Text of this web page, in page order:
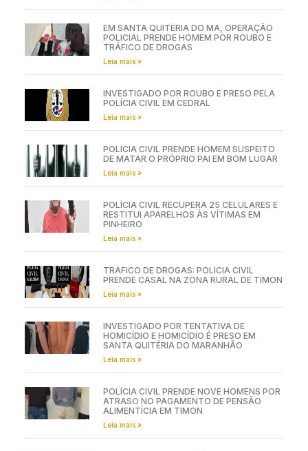
EM SANTA QUITÉRIA DO MA, OPERAÇÃO
POLICIAL PRENDE HOMEM POR ROUBO E
TRÁFICO DE DROGAS
Leia mais »
INVESTIGADO POR ROUBO É PRESO PELA
POLÍCIA CIVIL EM CEDRAL
Leia mais »
POLÍCIA CIVIL PRENDE HOMEM SUSPEITO
DE MATAR O PRÓPRIO PAI EM BOM LUGAR
Leia mais »
POLÍCIA CIVIL RECUPERA 25 CELULARES E
RESTITUI APARELHOS ÀS VÍTIMAS EM
PINHEIRO
Leia mais »
TRÁFICO DE DROGAS: POLÍCIA CIVIL
PRENDE CASAL NA ZONA RURAL DE TIMON
Leia mais »
INVESTIGADO POR TENTATIVA DE
HOMICÍDIO E HOMICÍDIO É PRESO EM
SANTA QUITÉRIA DO MARANHÃO
Leia mais »
POLÍCIA CIVIL PRENDE NOVE HOMENS POR
ATRASO NO PAGAMENTO DE PENSÃO
ALIMENTÍCIA EM TIMON
Leia mais »